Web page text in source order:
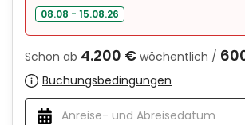
08.08 - 15.08.26
Schon ab 4.200 € wöchentlich /
Buchungsbedingungen